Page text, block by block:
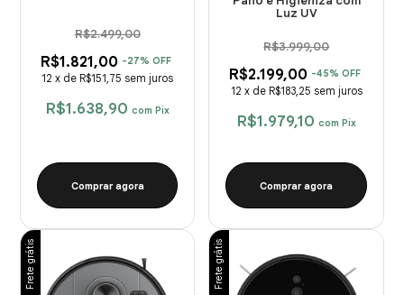
R$1.821,00 -27% OFF
R$2.499,00
R$1.638,90 com Pix
12 x de R$151,75 sem juros
Comprar agora
Luz UV
R$2.199,00 -45% OFF
R$3.999,00
R$1.979,10 com Pix
12 x de R$183,25 sem juros
Comprar agora
Frete grátis Frete grátis